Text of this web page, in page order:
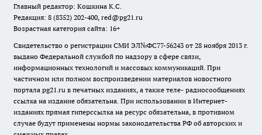
Главный редактор: Кошкина К.С.
Редакция: 8 (8352) 202-400, red@pg21.ru
Возрастная категория сайта: 16+
Свидетельство о регистрации СМИ ЭЛ№ФС77-56243 от 28 ноября 2013 г.
выдано Федеральной службой по надзору в сфере связи,
информационных технологий и массовых коммуникаций. При
частичном или полном воспроизведении материалов новостного
портала pg21.ru в печатных изданиях, а также теле- радиосообщениях
ссылка на издание обязательна. При использовании в Интернет-
изданиях прямая гиперссылка на ресурс обязательна, в противном
случае будут применены нормы законодательства РФ об авторских и